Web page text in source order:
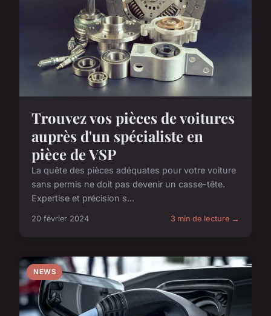
Trouvez vos pièces de voitures
auprès d'un spécialiste en
pièce de VSP
La quête des pièces adéquates pour votre voiture
sans permis ne doit pas devenir un casse-tête.
Expertise et précision s...
20 février 2024 3 min de lecture →
NEWS